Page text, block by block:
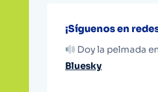
¡Síguenos en
Doy la pelmada
Bluesky